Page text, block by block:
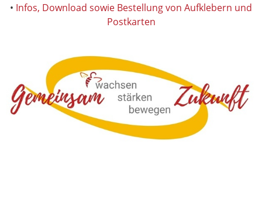
• Infos, Download sowie Bestellung von Aufklebern und
Postkarten